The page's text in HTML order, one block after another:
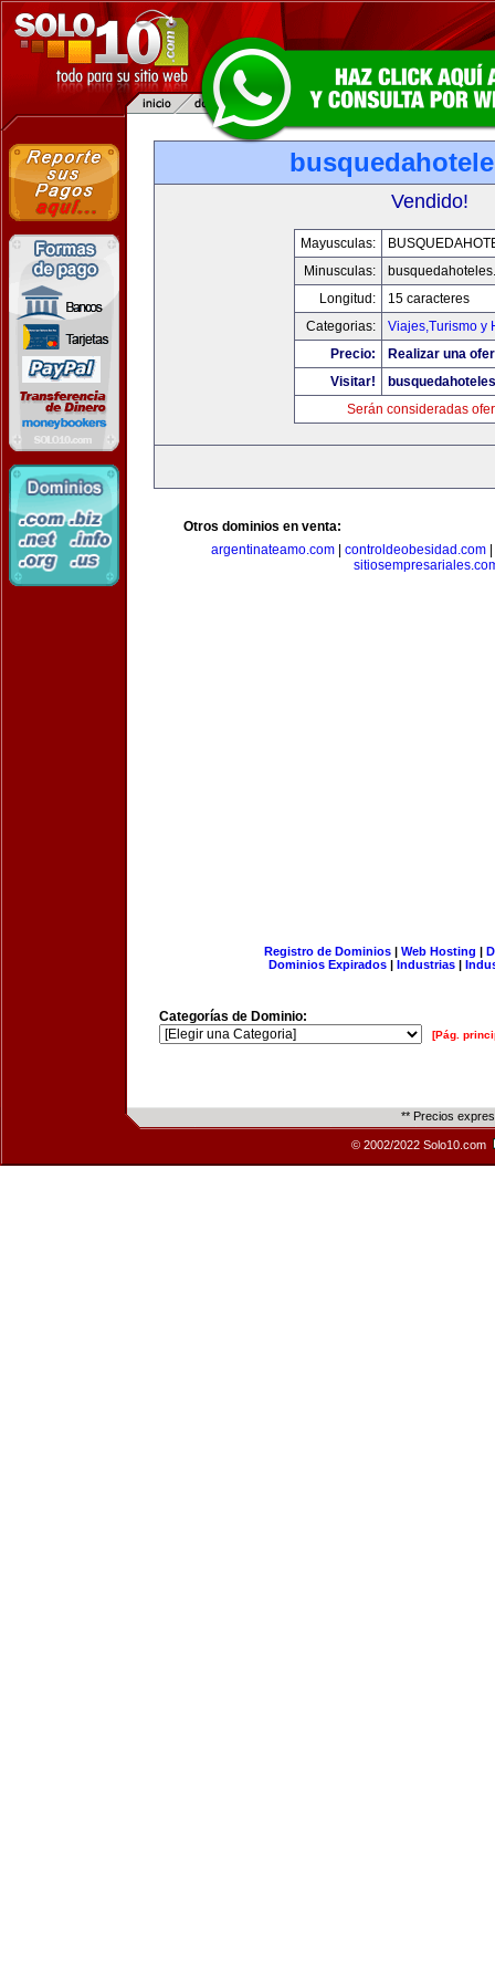
Vendido!
Mayusculas:
Minusculas:
Longitud:
15 caracteres
Categorias:
Viajes,Turismo y
Precio:
Realizar una
Visitar!
Serán consideradas
Otros dominios en venta:
argentinateamo.com| controldeobesidad.com|
Registro de Dominios| Web Hosting |
Dominios Expirados | Industrias |
Categorías de Dominio:
[Pág.
** Precios
© 2002/2022 Solo10.com